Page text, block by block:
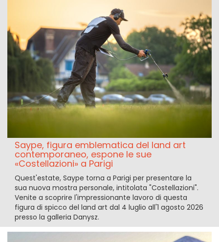
Saype, figura emblematica del land art
contemporaneo, espone le sue
«Costellazioni» a Parigi
Quest'estate, Saype torna a Parigi per presentare la
sua nuova mostra personale, intitolata "Costellazioni".
Venite a scoprire l'impressionante lavoro di questa
figura di spicco del land art dal 4 luglio all'1 agosto 2026
presso la galleria Danysz.